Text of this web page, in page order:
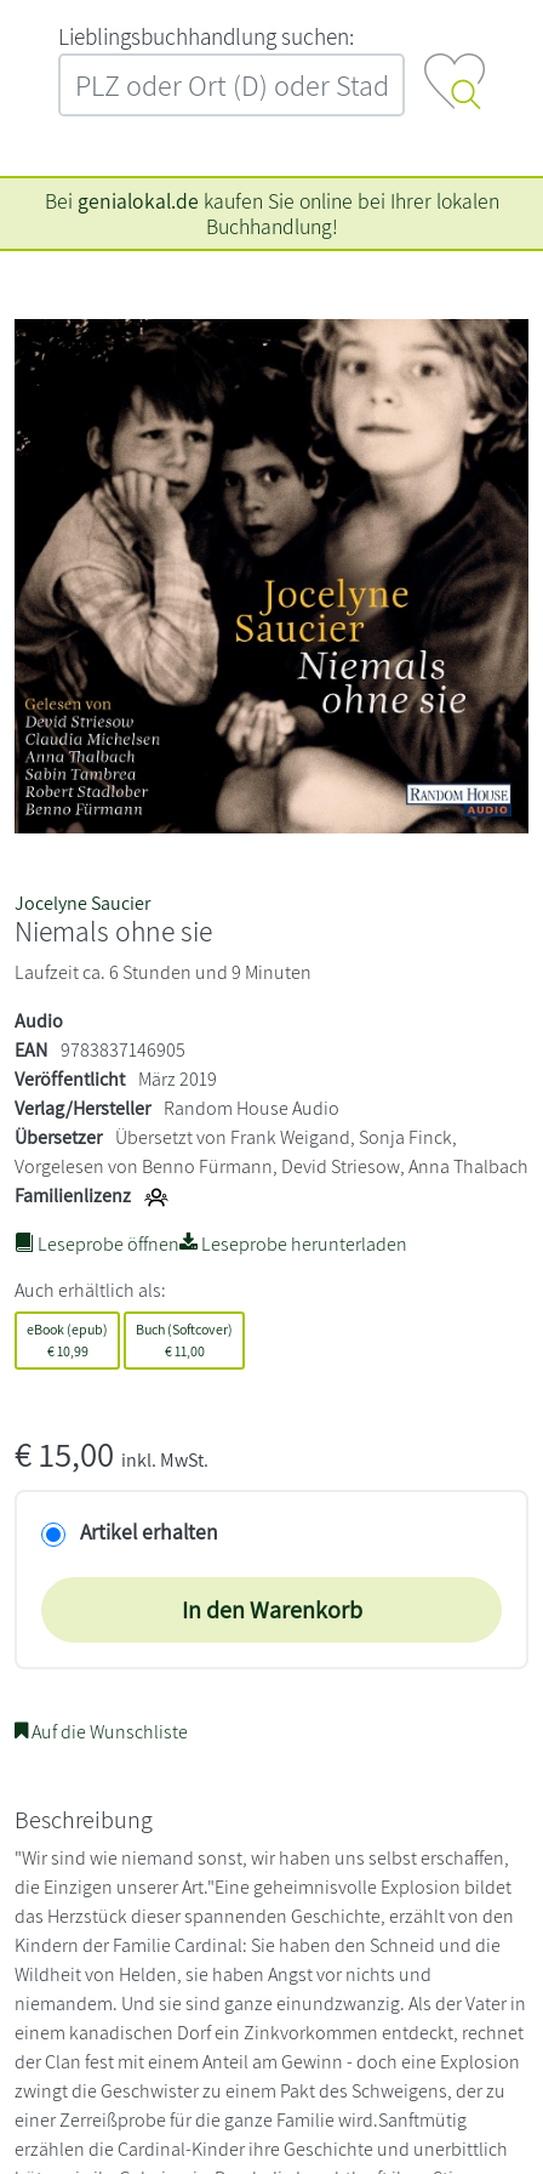
L‍i‍e‍b‍l‍i‍n‍g‍s‍b‍u‍c‍h‍h‍a‍n‍d‍l‍u‍n‍g‍ ‍s‍u‍c‍h‍e‍n‍:‍
Bei genialokal.de kaufen Sie online bei Ihrer lokalen
Buchhandlung!
Jocelyne Saucier
Niemals ohne sie
Laufzeit ca. 6 Stunden und 9 Minuten
Audio
EAN 9783837146905
Veröffentlicht März 2019
Verlag/Hersteller Random House Audio
Übersetzer Übersetzt von Frank Weigand, Sonja Finck,
Vorgelesen von Benno Fürmann, Devid Striesow, Anna Thalbach
Familienlizenz
Leseprobe öffnen
Leseprobe herunterladen
Auch erhältlich als:
eBook (epub)
€10,99
Buch (Softcover)
€11,00
€15,00 inkl. MwSt.
Artikel erhalten
In den Warenkorb
Auf die Wunschliste
Beschreibung
"Wir sind wie niemand sonst, wir haben uns selbst erschaffen,
die Einzigen unserer Art."Eine geheimnisvolle Explosion bildet
das Herzstück dieser spannenden Geschichte, erzählt von den
Kindern der Familie Cardinal: Sie haben den Schneid und die
Wildheit von Helden, sie haben Angst vor nichts und
niemandem. Und sie sind ganze einundzwanzig. Als der Vater in
einem kanadischen Dorf ein Zinkvorkommen entdeckt, rechnet
der Clan fest mit einem Anteil am Gewinn - doch eine Explosion
zwingt die Geschwister zu einem Pakt des Schweigens, der zu
einer Zerreißprobe für die ganze Familie wird.Sanftmütig
erzählen die Cardinal-Kinder ihre Geschichte und unerbittlich